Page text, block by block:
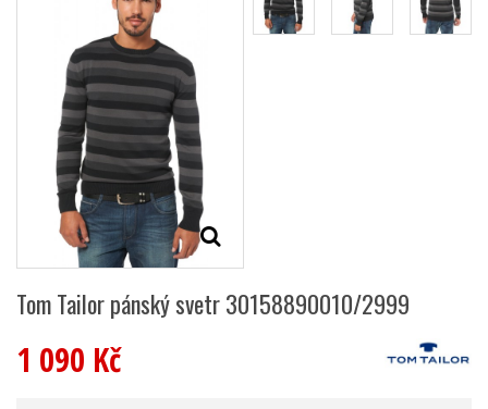
Tom Tailor pánský svetr 30158890010/2999
1 090 Kč